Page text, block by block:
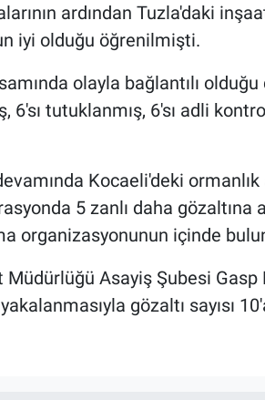
ardından Tuzla'daki
iyi olduğu öğrenilmişti.
olayla bağlantılı
6'sı tutuklanmış, 6'sı adli
Kocaeli'deki
5 zanlı daha gözaltına
organizasyonunun içinde
Müdürlüğü Asayiş Şubesi
gözaltı sayısı